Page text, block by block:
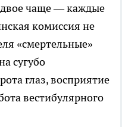
чаще — каждые
комиссия не
«смертельные»
сугубо
глаз, восприятие
вестибулярного